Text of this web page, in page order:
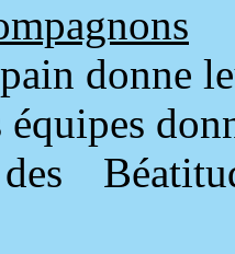
donne
équipes